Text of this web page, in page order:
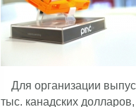
Для организации
тыс. канадских